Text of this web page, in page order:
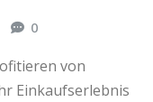
0
von
Einkaufserlebnis